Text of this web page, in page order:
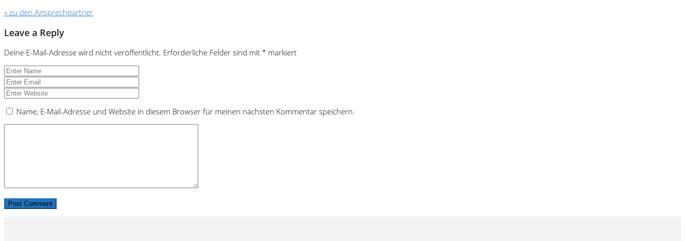
» zu den Ansprechpartner
Leave a Reply
Deine E-Mail-Adresse wird nicht veröffentlicht. Erforderliche Felder sind mit * markiert
Name, E-Mail-Adresse und Website in diesem Browser für meinen nächsten Kommentar speichern.